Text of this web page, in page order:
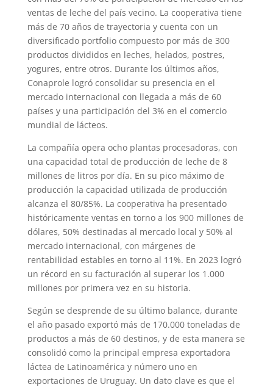
ventas de leche del país vecino. La cooperativa tiene
más de 70 años de trayectoria y cuenta con un
diversificado portfolio compuesto por más de 300
productos divididos en leches, helados, postres,
yogures, entre otros. Durante los últimos años,
Conaprole logró consolidar su presencia en el
mercado internacional con llegada a más de 60
países y una participación del 3% en el comercio
mundial de lácteos.
La compañía opera ocho plantas procesadoras, con
una capacidad total de producción de leche de 8
millones de litros por día. En su pico máximo de
producción la capacidad utilizada de producción
alcanza el 80/85%. La cooperativa ha presentado
históricamente ventas en torno a los 900 millones de
dólares, 50% destinadas al mercado local y 50% al
mercado internacional, con márgenes de
rentabilidad estables en torno al 11%. En 2023 logró
un récord en su facturación al superar los 1.000
millones por primera vez en su historia.
Según se desprende de su último balance, durante
el año pasado exportó más de 170.000 toneladas de
productos a más de 60 destinos, y de esta manera se
consolidó como la principal empresa exportadora
láctea de Latinoamérica y número uno en
exportaciones de Uruguay. Un dato clave es que el